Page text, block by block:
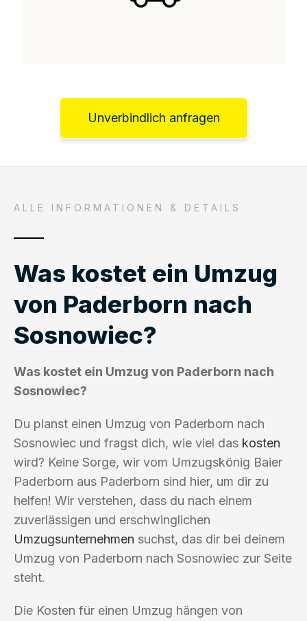
Unverbindlich anfragen
ALLE INFORMATIONEN & DETAILS
Was kostet ein Umzug
von Paderborn nach
Sosnowiec?
Was kostet ein Umzug von Paderborn nach
Sosnowiec?
Du planst einen Umzug von Paderborn nach
Sosnowiec und fragst dich, wie viel das kosten
wird? Keine Sorge, wir vom Umzugskönig Baier
Paderborn aus Paderborn sind hier, um dir zu
helfen! Wir verstehen, dass du nach einem
zuverlässigen und erschwinglichen
Umzugsunternehmen suchst, das dir bei deinem
Umzug von Paderborn nach Sosnowiec zur Seite
steht.
Die Kosten für einen Umzug hängen von